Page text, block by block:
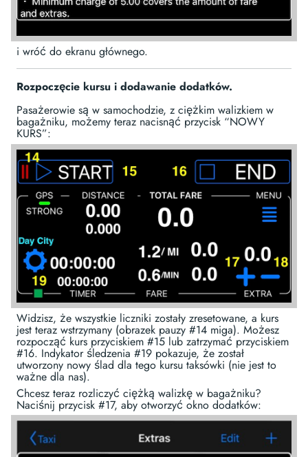
i wróć do ekranu głównego.
Rozpoczęcie kursu i dodawanie dodatków.
Pasażerowie są w samochodzie, z ciężkim walizkiem w
bagażniku, możemy teraz nacisnąć przycisk “NOWY
KURS”:
Widzisz, że wszystkie liczniki zostały zresetowane, a kurs
jest teraz wstrzymany (obrazek pauzy #14 miga). Możesz
rozpocząć kurs przyciskiem #15 lub zatrzymać przyciskiem
#16. Indykator śledzenia #19 pokazuje, że został
utworzony nowy ślad dla tego kursu taksówki (nie jest to
ważne dla nas).
Chcesz teraz rozliczyć ciężką walizkę w bagażniku?
Naciśnij przycisk #17, aby otworzyć okno dodatków: